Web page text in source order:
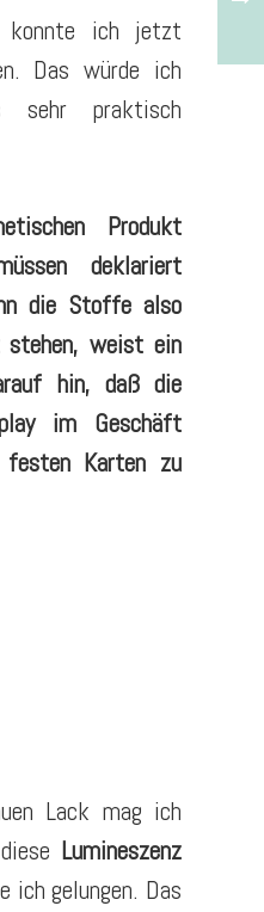
konnte ich jetzt
Das würde ich
sehr praktisch
Produkt
deklariert
die Stoffe also
weist ein
hin, daß die
im Geschäft
Karten zu
Lack mag ich
Lumineszenz
ich gelungen. Das